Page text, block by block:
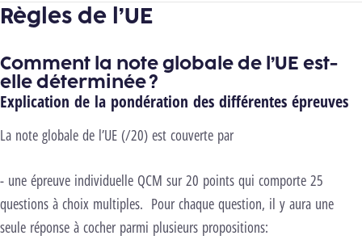
Règles de l’UE
Comment la note globale de l’UE est-
elle déterminée ?
Explication de la pondération des différentes épreuves
La note globale de l’UE (/20) est couverte par
- une épreuve individuelle QCM sur 20 points qui comporte 25
questions à choix multiples. Pour chaque question, il y aura une
seule réponse à cocher parmi plusieurs propositions: